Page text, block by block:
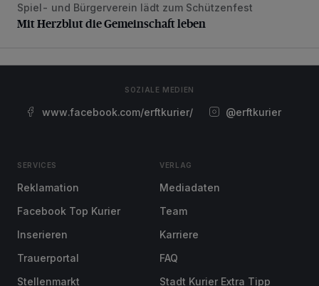
Mit Herzblut die Gemeinschaft leben
Spiel- und Bürgerverein lädt zum Schützenfest
Mit Herzblut die Gemeinschaft leben
SOZIALE MEDIEN
www.facebook.com/erftkurier/ @erftkurier
SERVICES
Reklamation
Facebook Top Kurier
Inserieren
Trauerportal
Stellenmarkt
VERLAG
Mediadaten
Team
Karriere
FAQ
Stadt Kurier Extra Tipp